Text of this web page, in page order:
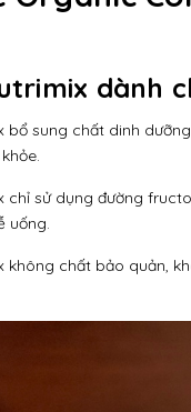
dành
sung chất dinh
sử dụng đường
uống.
chất bảo quản,